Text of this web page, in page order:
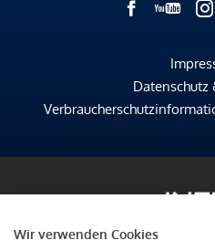
Datenschutz
Wir verwenden Cookies